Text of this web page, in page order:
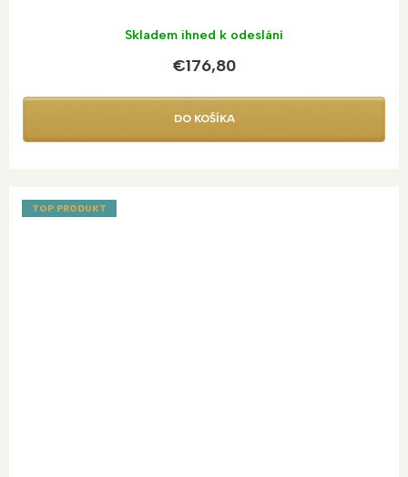
Skladem ihned k odeslání
€176,80
DO KOŠÍKA
TOP PRODUKT